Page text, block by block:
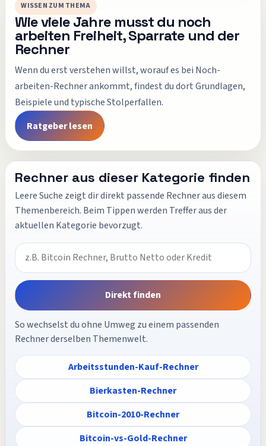
WISSEN ZUM THEMA
Wie viele Jahre musst du noch
arbeiten Freiheit, Sparrate und der
Rechner
Wenn du erst verstehen willst, worauf es bei Noch-
arbeiten-Rechnerankommt, findest du dort Grundlagen,
Beispiele und typische Stolperfallen.
Ratgeber lesen
Rechner aus dieser Kategorie finden
Leere Suche zeigt dir direkt passende Rechner aus diesem
Themenbereich. Beim Tippen werden Treffer aus der
aktuellen Kategorie bevorzugt.
Direkt finden
So wechselst du ohne Umweg zu einem passenden
Rechner derselben Themenwelt.
Arbeitsstunden-Kauf-Rechner
Bierkasten-Rechner
Bitcoin-2010-Rechner
Bitcoin-vs-Gold-Rechner